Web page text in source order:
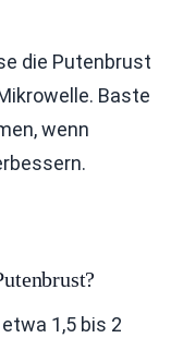
die Putenbrust
Baste
wenn
1,5 bis 2